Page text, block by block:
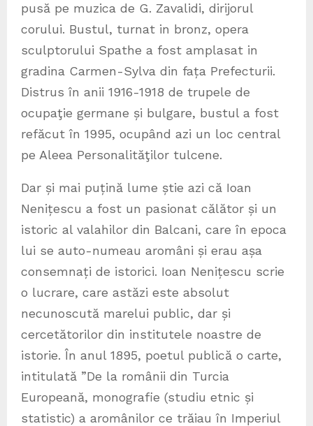
pusă pe muzica de G. Zavalidi, dirijorul
corului. Bustul, turnat in bronz, opera
sculptorului Spathe a fost amplasat in
gradina Carmen-Sylva din fața Prefecturii.
Distrus în anii 1916-1918 de trupele de
ocupaţie germane și bulgare, bustul a fost
refăcut în 1995, ocupând azi un loc central
pe Aleea Personalităţilor tulcene.
Dar și mai puțină lume știe azi că Ioan
Nenițescu a fost un pasionat călător și un
istoric al valahilor din Balcani, care în epoca
lui se auto-numeau aromâni și erau așa
consemnați de istorici. Ioan Nenițescu scrie
o lucrare, care astăzi este absolut
necunoscută marelui public, dar și
cercetătorilor din institutele noastre de
istorie. În anul 1895, poetul publică o carte,
intitulată ”De la românii din Turcia
Europeană, monografie (studiu etnic și
statistic) a aromânilor ce trăiau în Imperiul